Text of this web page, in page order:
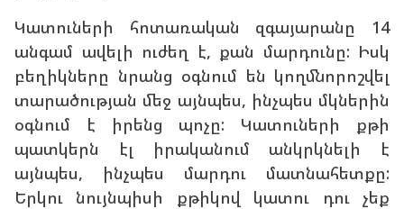
Կատուների հոտառական զգայարանը 14
անգամ ավելի ուժեղ է, քան մարդունը: Իսկ
բեղիկները նրանց օգնում են կողմնորոշվել
տարածության մեջ այնպես, ինչպես մկներին
օգնում է իրենց պոչը: Կատուների քթի
պատկերն էլ իրականում անկրկնելի է
այնպես, ինչպես մարդու մատնահետքը:
Երկու նույնպիսի քթիկով կատու դու չեք